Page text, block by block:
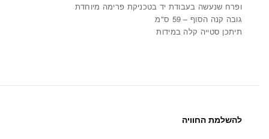
ופרח שנעשה בעבודת יד בטכניקת פרימה מיוחדת
גובה קנה הסוף – 59 ס"מ
תיתכן סטייה קלה במידות
להשלמת החוויה